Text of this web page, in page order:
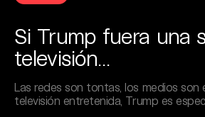
Si Trump fuera una
televisión…
Las redes son tontas, los medios son
televisión entretenida, Trump es